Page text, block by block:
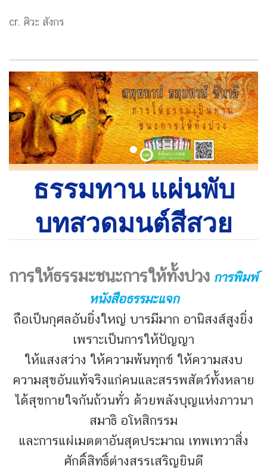
cr. ศิวะ สังกร
ธรรมทาน แผ่นพับ
บทสวดมนต์สีสวย
การให้ธรรมะชนะการให้ทั้งปวง การพิมพ์
หนังสือธรรมะแจก
ถือเป็นกุศลอันยิ่งใหญ่ บารมีมาก อานิสงส์สูงยิ่ง
เพราะเป็นการให้ปัญญา
ให้แสงสว่าง ให้ความพ้นทุกข์ ให้ความสงบ
ความสุขอันแท้จริงแก่คนและสรรพสัตว์ทั้งหลาย
ได้สุขกายใจกันถ้วนทั่ว ด้วยพลังบุญแห่งภาวนา
สมาธิ อโหสิกรรม
และการแผ่เมตตาอันสุดประมาณ เทพเทวาสิ่ง
ศักดิ์สิทธิ์ต่างสรรเสริญยินดี